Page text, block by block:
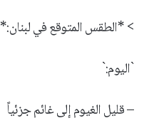
> *الطقس المتوقع في لبنان:*
`اليوم:`
– قليل الغيوم إلى غائم جزئياً